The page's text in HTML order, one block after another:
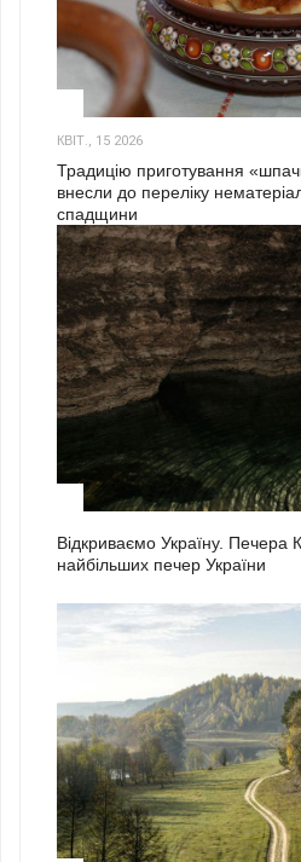
КВІТ., 15 2026
Традицію приготування
внесли до переліку
спадщини
Відкриваємо Україну. Печера
найбільших печер України